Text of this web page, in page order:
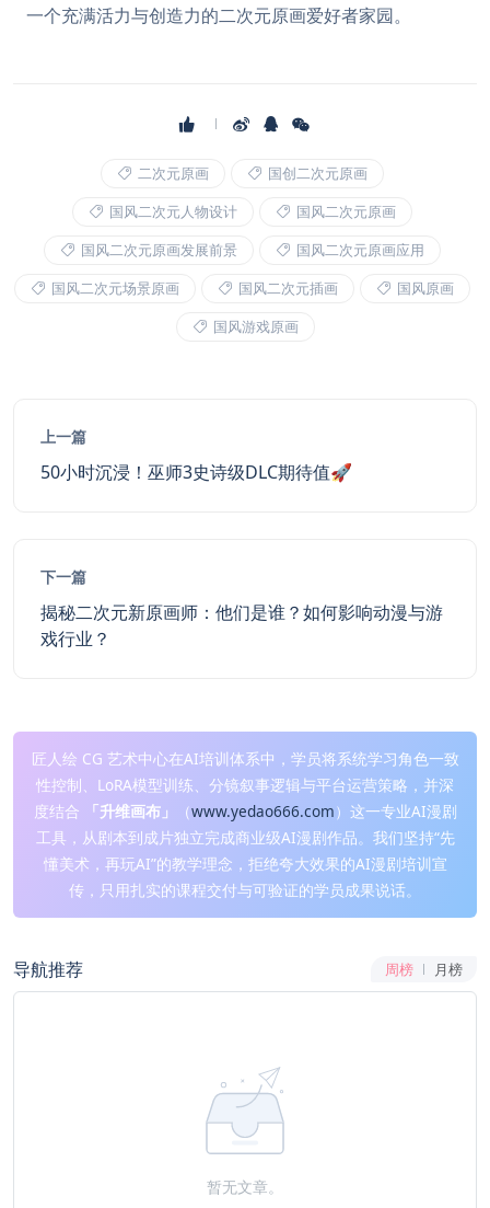
一个充满活力与创造力的二次元原画爱好者家园。
二次元原画
国创二次元原画
国风二次元人物设计
国风二次元原画
国风二次元原画发展前景
国风二次元原画应用
国风二次元场景原画
国风二次元插画
国风原画
国风游戏原画
上一篇
50小时沉浸！巫师3史诗级DLC期待值🚀
下一篇
揭秘二次元新原画师：他们是谁？如何影响动漫与游
戏行业？
匠人绘 CG 艺术中心在AI培训体系中，学员将系统学习角色一致
性控制、LoRA模型训练、分镜叙事逻辑与平台运营策略，并深
度结合
「升维画布」 （www.yedao666.com）这一专业AI漫剧
工具，从剧本到成片独立完成商业级AI漫剧作品。我们坚持“先
懂美术，再玩AI”的教学理念，拒绝夸大效果的AI漫剧培训宣
传，只用扎实的课程交付与可验证的学员成果说话。
导航推荐 周榜 月榜
暂无文章。